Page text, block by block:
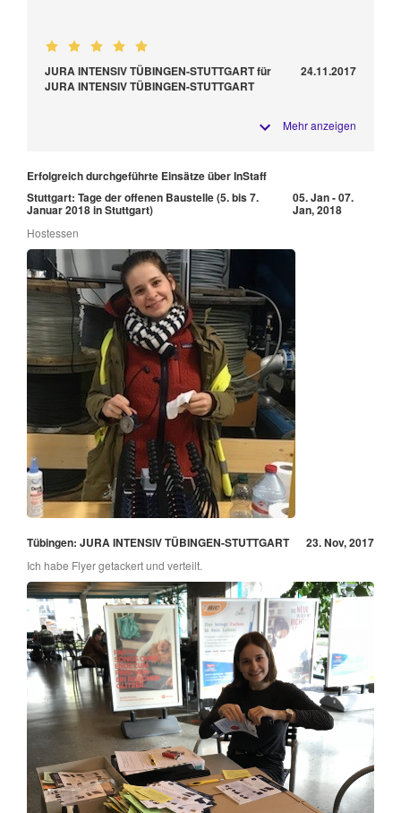
JURA INTENSIV TÜBINGEN-STUTTGART für
JURA INTENSIV TÜBINGEN-STUTTGART
24.11.2017
Mehr anzeigen
Erfolgreich durchgeführte Einsätze über InStaff
Stuttgart: Tage der offenen Baustelle (5. bis 7.
Januar 2018 in Stuttgart)
05. Jan - 07.
Jan, 2018
Hostessen
Tübingen: JURA INTENSIV TÜBINGEN-STUTTGART 23. Nov, 2017
Ich habe Flyer getackert und verteilt.